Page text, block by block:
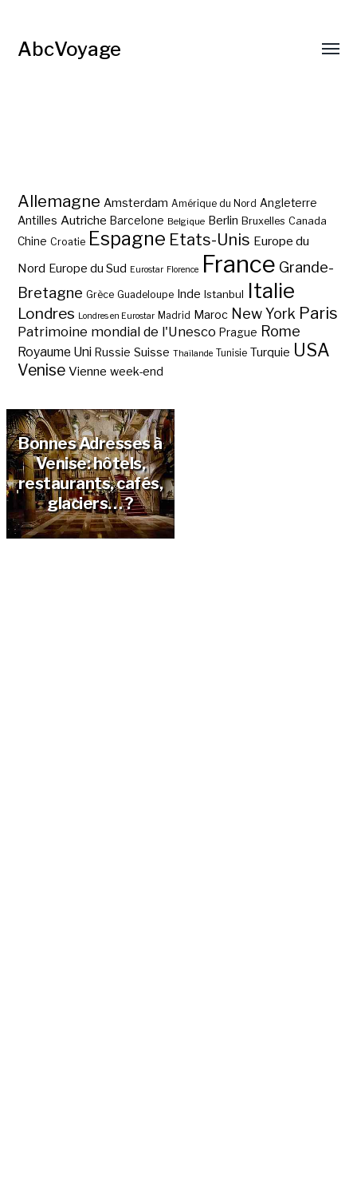
AbcVoyage
Allemagne Amsterdam Amérique du Nord Angleterre
Antilles Autriche Barcelone Belgique Berlin Bruxelles Canada
Chine Croatie Espagne Etats-Unis Europe du
Nord Europe du Sud Eurostar Florence France Grande-
Bretagne Grèce Guadeloupe Inde Istanbul Italie
Londres Londres en Eurostar Madrid Maroc New York Paris
Patrimoine mondial de l'Unesco Prague Rome
Royaume Uni Russie Suisse Thaïlande Tunisie Turquie USA
Venise Vienne week-end
Bonnes Adresses à
Venise: hôtels,
restaurants, cafés,
glaciers… ?